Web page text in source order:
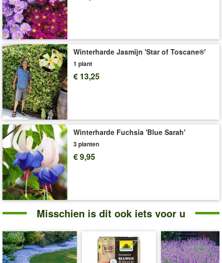
de beste keuze voor zomerbloemen.
Art.nr.:4902
Levering omvat:10,5 cm-pot
'Geranium'
Plant- en Verzorgingstips
Winterharde Jasmijn 'Star of Toscane®'
1 plant
€ 13,25
Winterharde Fuchsia 'Blue Sarah'
3 planten
€ 9,95
Misschien is dit ook iets voor u